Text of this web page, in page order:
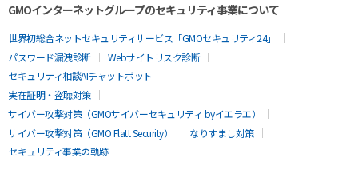
GMOインターネットグループのセキュリティ事業について
世界初総合ネットセキュリティサービス「GMOセキュリティ24」
パスワード漏洩診断
Webサイトリスク診断
セキュリティ相談AIチャットボット
実在証明・盗聴対策
サイバー攻撃対策（GMOサイバーセキュリティ byイエラエ）
サイバー攻撃対策（GMO Flatt Security）
なりすまし対策
セキュリティ事業の軌跡